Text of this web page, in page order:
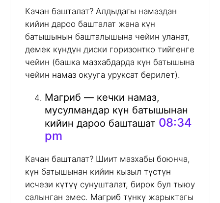
Качан башталат? Алдыдагы намаздан
кийин дароо башталат жана күн
батышынын башталышына чейин уланат,
демек күндүн диски горизонтко тийгенге
чейин (башка мазхабдарда күн батышына
чейин намаз окууга уруксат берилет).
Магриб — кечки намаз,
мусулмандар күн батышынан
кийин дароо башташат 08:34
pm
Качан башталат? Шиит мазхабы боюнча,
күн батышынан кийин кызыл түстүн
исчези күтүү сунушталат, бирок бул тыюу
салынган эмес. Магриб түнкү жарыктагы